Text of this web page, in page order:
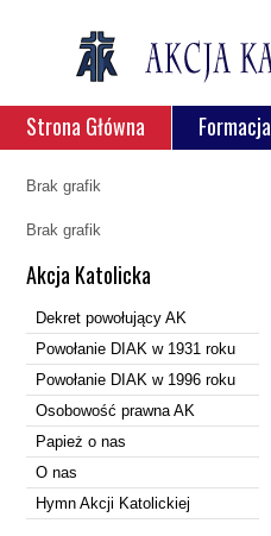
Strona Główna Formacja
Brak grafik
Brak grafik
Akcja Katolicka
Dekret powołujący AK
Powołanie DIAK w 1931 roku
Powołanie DIAK w 1996 roku
Osobowość prawna AK
Papież o nas
O nas
Hymn Akcji Katolickiej